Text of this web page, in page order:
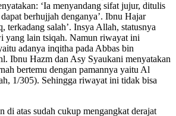
oleh Ibnu Ma’in: “tsiqah”, sedangkan
‘Ia menyandang sifat jujur, ditulis
berhujjah denganya’. Ibnu Hajar
terkadang salah’. Insya Allah, statusnya
yang lain tsiqah. Namun riwayat ini
adanya inqitha pada Abbas bin
Ibnu Hazm dan Asy Syaukani menyatakan
bertemu dengan pamannya yaitu Al
1/305). Sehingga riwayat ini tidak bisa